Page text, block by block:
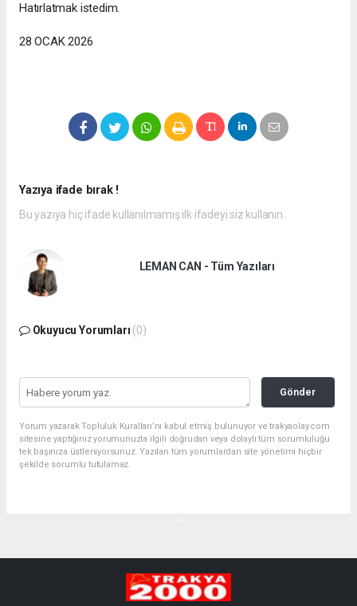
Hatırlatmak istedim.
28 OCAK 2026
Yazıya ifade bırak !
Bu yazıya hiç ifade kullanılmamış ilk ifadeyi siz kullanın.
LEMAN CAN - Tüm Yazıları
Okuyucu Yorumları (0)
Gönder
Yorum yazarak Topluluk Kuralları’nı kabul etmiş bulunuyor ve trakyaolay.com
sitesine yaptığınız yorumunuzla ilgili doğrudan veya dolaylı tüm sorumluluğu
tek başınıza üstleniyorsunuz. Yazılan tüm yorumlardan site yönetimi hiçbir
şekilde sorumlu tutulamaz.